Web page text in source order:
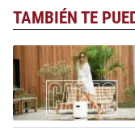
TAMBIÉN TE